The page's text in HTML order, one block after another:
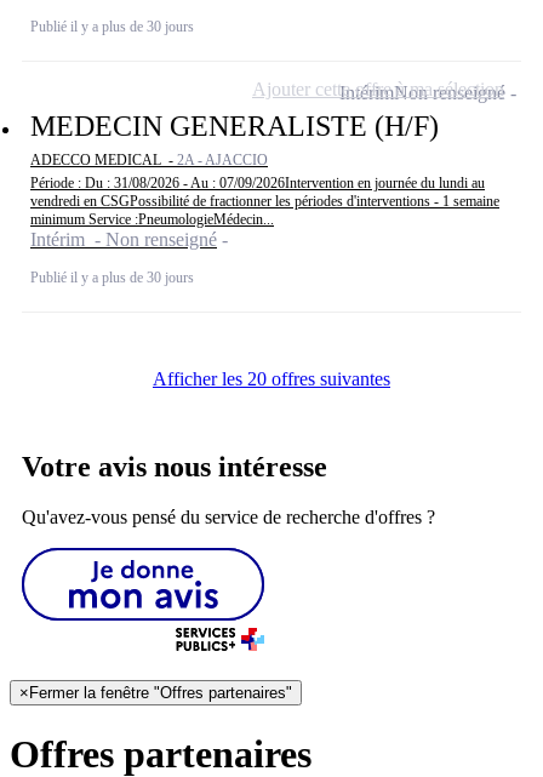
Publié il y a plus de 30 jours
MEDECIN GENERALISTE (H/F)
ADECCO MEDICAL - 2A - AJACCIO
Période : Du : 31/08/2026 - Au : 07/09/2026Intervention en journée du lundi au
vendredi en CSGPossibilité de fractionner les périodes d'interventions - 1 semaine
minimum Service :PneumologieMédecin...
Intérim - Non renseigné
Publié il y a plus de 30 jours
IntérimNon renseigné
Ajouter cette offre à ma sélection
Afficher les 20 offres suivantes
Votre avis nous intéresse
Qu'avez-vous pensé du service de recherche d'offres ?
× Fermer la fenêtre "Offres partenaires"
Offres partenaires